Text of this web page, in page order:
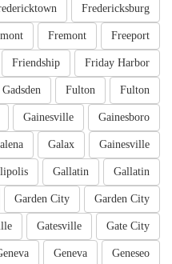
Fredericksburg
Freeport
Fremont
Friday Harbor
Friendship
Fulton
Fulton
Gadsden
Gainesboro
Gainesville
Gainesville
Galax
Gallatin
Gallatin
Garden City
Garden City
Gate City
Gatesville
Geneseo
Geneva